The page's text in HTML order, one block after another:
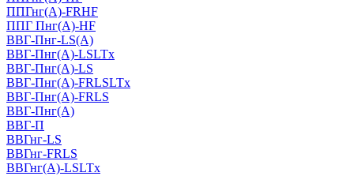
ППГнг(А)-FRHF
ППГ Пнг(А)-HF
ВВГ-Пнг-LS(А)
ВВГ-Пнг(А)-LSLTx
ВВГ-Пнг(А)-LS
ВВГ-Пнг(А)-FRLSLTx
ВВГ-Пнг(А)-FRLS
ВВГ-Пнг(А)
ВВГ-П
ВВГнг-LS
ВВГнг-FRLS
ВВГнг(А)-LSLTx